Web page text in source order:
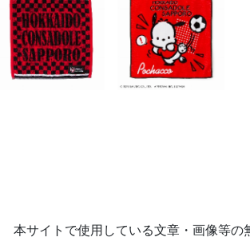
本サイトで使用している文章・画像等の